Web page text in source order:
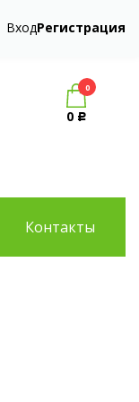
ВходРегистрация
0
0 Р
Контакты